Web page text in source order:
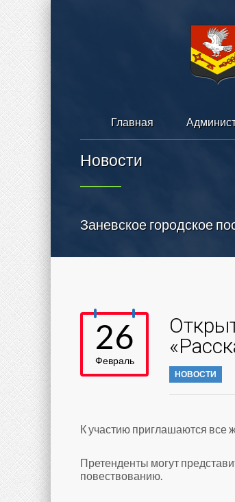
Главная
Новости
Заневское городское
26
Февраль
НОВОСТИ
К участию приглашаются все
Претенденты могут
повествованию.